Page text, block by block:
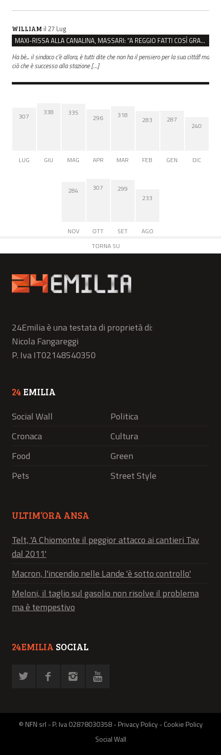
WILLIAM il 27 Lug
MAXI-RISSA ALLA CANALINA, MASSARI: “A REGGIO FATTI COSÌ GRAVI NON DEVONO TROVARE SPAZIO”
Ha bè... il sindaco c'è allora, è tutti dite che non ha il pensiero per la sua città!! ma
ciò che è successo alla stazione […]
307
LUG
338
GIU
335
MAG
296
APR
318
MAR
283
FEB
287
GEN
240
DIC
284
NOV
307
OTT
299
SET
233
AGO
TORNA SU
24Emilia è una testata di proprietà di:
Nicola Fangareggi
P. Iva IT02148540350
24 EMILIA
Social Wall
Politica
Cronaca
Cultura
Food
Green
Pets
Street Style
ULTIM’ORA ANSA
Telt, 'A Chiomonte il peggior attacco ai cantieri Tav
dal 2011'
Macron, l'incendio nelle Lande 'è sotto controllo'
Meloni, il taglio sul gasolio non risolve il problema
ma è tempestivo
24EMILIA SOCIAL
© NFN srl - P. Iva 02878030358 -Privacy Policy-Cookie Policy
Social Wall